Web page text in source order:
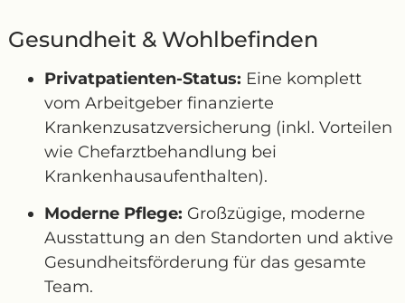
Gesundheit & Wohlbefinden
Privatpatienten-Status: Eine komplett
vom Arbeitgeber finanzierte
Krankenzusatzversicherung (inkl. Vorteilen
wie Chefarztbehandlung bei
Krankenhausaufenthalten).
Moderne Pflege: Großzügige, moderne
Ausstattung an den Standorten und aktive
Gesundheitsförderung für das gesamte
Team.